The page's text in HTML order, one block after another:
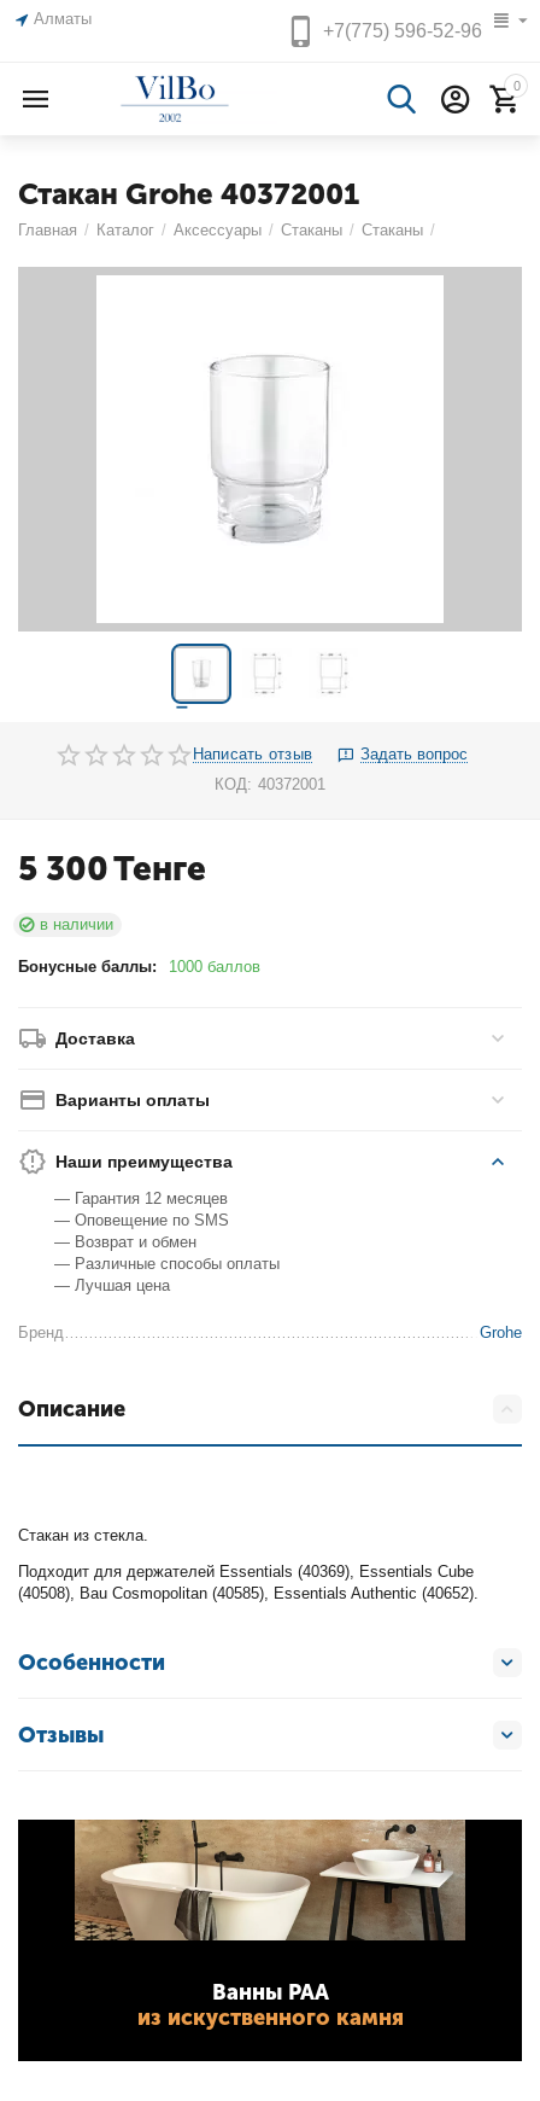
Алматы
+7(775)596-52-96
0
Стакан Grohe 40372001
Главная / Каталог / Аксессуары / Стаканы / Стаканы /
Написать отзыв
Задать вопрос
КОД: 40372001
5 300Тенге
в наличии
Бонусные баллы: 1000 баллов
Доставка
Варианты оплаты
Наши преимущества
— Гарантия 12 месяцев
— Оповещение по SMS
— Возврат и обмен
— Различные способы оплаты
— Лучшая цена
Бренд Grohe
Описание
Стакан из стекла.
Подходит для держателей Essentials (40369), Essentials Cube
(40508), Bau Cosmopolitan (40585), Essentials Authentic (40652).
Особенности
Отзывы
Ванны PAA
из искуственного камня